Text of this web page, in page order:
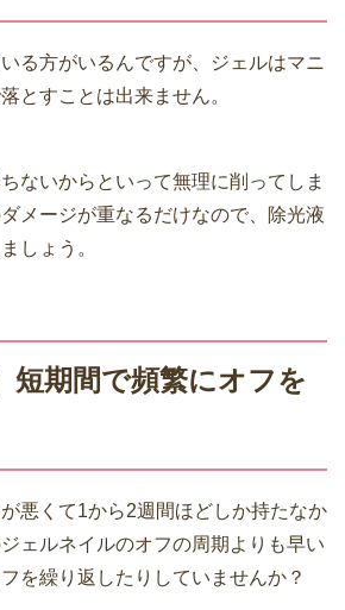
る方がいるんですが、ジェルはマニ
とすことは出来ません。
ないからといって無理に削ってしま
メージが重なるだけなので、除光液
しょう。
短期間で頻繁にオフを
悪くて1から2週間ほどしか持たなか
ェルネイルのオフの周期よりも早い
を繰り返したりしていませんか？